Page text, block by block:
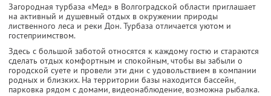
Загородная турбаза «Мед» в Волгоградской области приглашает
на активный и душевный отдых в окружении природы
лиственного леса и реки Дон. Турбаза отличается уютом и
гостеприимством.
Здесь с большой заботой относятся к каждому гостю и стараются
сделать отдых комфортным и спокойным, чтобы вы забыли о
городской суете и провели эти дни с удовольствием в компании
родных и близких. На территории базы находится бассейн,
парковка рядом с домами, видеонаблюдение, возможна рыбалка.